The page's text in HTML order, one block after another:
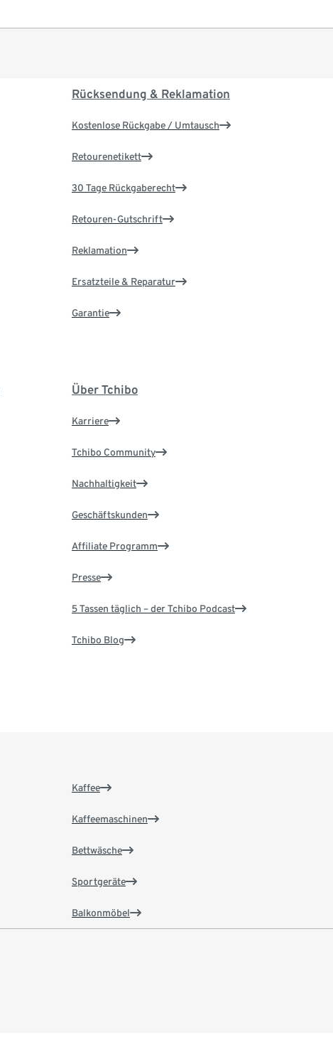
Rücksendung & Reklamation
Kostenlose Rückgabe / Umtausch
Retourenetikett
30 Tage Rückgaberecht
Retouren-Gutschrift
Reklamation
Ersatzteile & Reparatur
Garantie
Über Tchibo
Karriere
Tchibo Community
Nachhaltigkeit
Geschäftskunden
Affiliate Programm
Presse
5 Tassen täglich – der Tchibo Podcast
Tchibo Blog
Kaffee
Kaffeemaschinen
Bettwäsche
Sportgeräte
Balkonmöbel